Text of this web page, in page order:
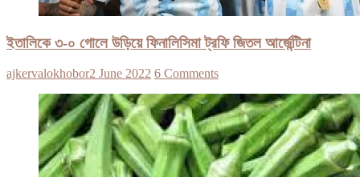
ইতালিকে ৩-০ গোলে উড়িয়ে ফিনালিসিমা ট্রফি জিতল আর্জেন্টিনা
ajkervalokhobor2 June 2022 6 Comments